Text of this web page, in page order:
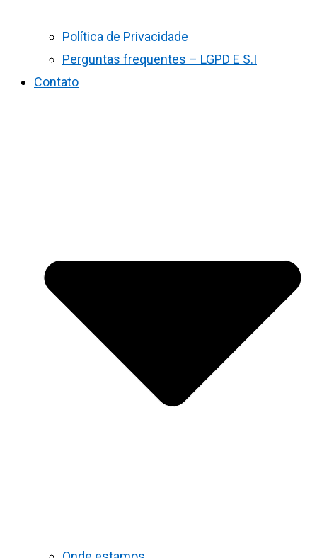
Política de Privacidade
Perguntas frequentes – LGPD E S.I
Contato